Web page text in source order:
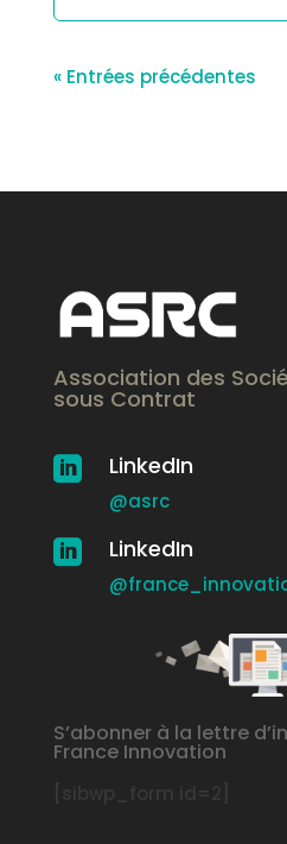
« Entrées précédentes
Association des
sous Contrat
 LinkedIn
@asrc
 LinkedIn
S’abonner à la lettre
France Innovation